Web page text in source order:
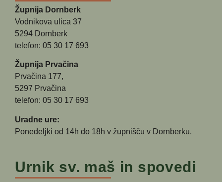
Župnija Dornberk
Vodnikova ulica 37
5294 Dornberk
telefon: 05 30 17 693
Župnija Prvačina
Prvačina 177,
5297 Prvačina
telefon: 05 30 17 693
Uradne ure:
Ponedeljki od 14h do 18h v župnišču v Dornberku.
Urnik sv. maš in spovedi